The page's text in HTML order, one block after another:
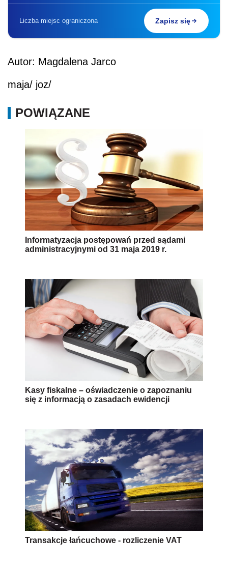
Liczba miejsc ograniczona Zapisz się
Autor: Magdalena Jarco
maja/ joz/
POWIĄZANE
Informatyzacja postępowań przed sądami
administracyjnymi od 31 maja 2019 r.
Kasy fiskalne – oświadczenie o zapoznaniu
się z informacją o zasadach ewidencji
Transakcje łańcuchowe - rozliczenie VAT